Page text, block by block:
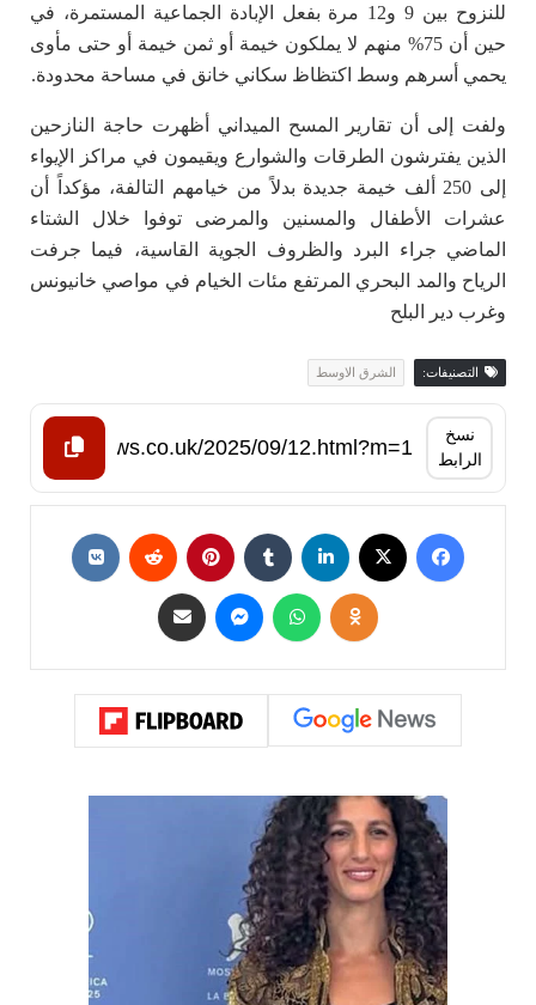
للنزوح بين 9 و12 مرة بفعل الإبادة الجماعية المستمرة، في
حين أن 75% منهم لا يملكون خيمة أو ثمن خيمة أو حتى مأوى
يحمي أسرهم وسط اكتظاظ سكاني خانق في مساحة محدودة.
ولفت إلى أن تقارير المسح الميداني أظهرت حاجة النازحين
الذين يفترشون الطرقات والشوارع ويقيمون في مراكز الإيواء
إلى 250 ألف خيمة جديدة بدلاً من خيامهم التالفة، مؤكداً أن
عشرات الأطفال والمسنين والمرضى توفوا خلال الشتاء
الماضي جراء البرد والظروف الجوية القاسية، فيما جرفت
الرياح والمد البحري المرتفع مئات الخيام في مواصي خانيونس
وغرب دير البلح
التصنيفات: الشرق الاوسط
نسخ
الرابط